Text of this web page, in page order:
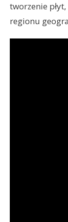
tworzenie
regionu